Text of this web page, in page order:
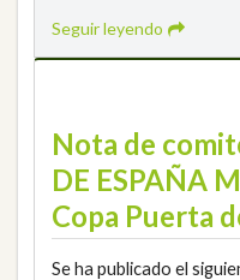
Seguir leyendo
Nota de
DE ESPAÑA
Copa Puerta
Se ha publicado el